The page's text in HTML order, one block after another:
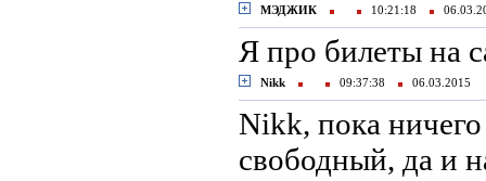
МЭДЖИК 10:21:18
Я про билеты на
Nikk 09:37:38 06.03.2015
Nikk, пока ничего
свободный, да и